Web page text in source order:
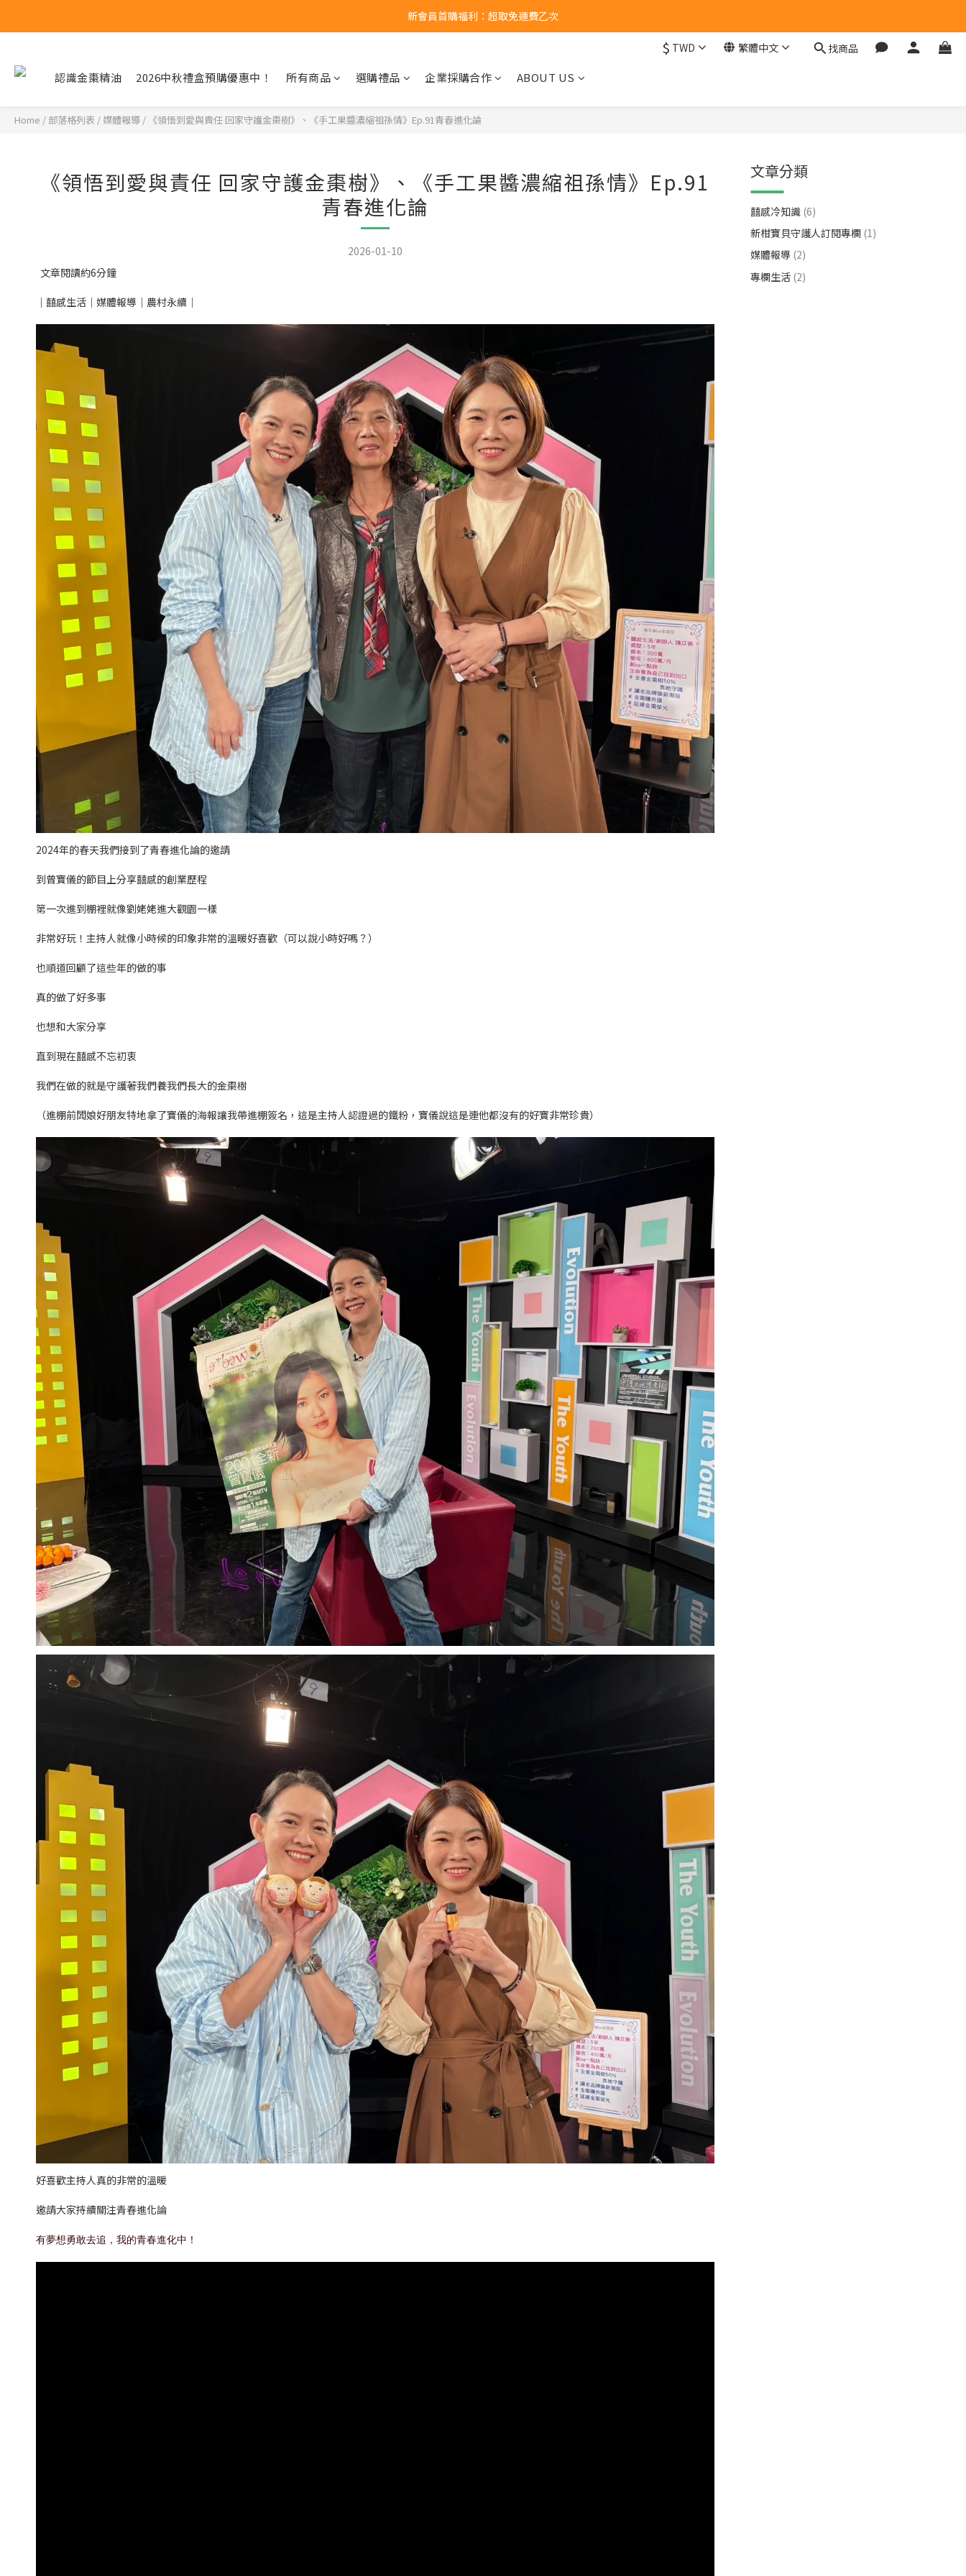
新會員首購福利：超取免運費乙次
新會員首購福利：超取免運費乙次
新會員首購福利：超取免運費乙次
$ TWD 繁體中文 找商品
認識金棗精油 2026中秋禮盒預購優惠中！ 所有商品 選購禮品 企業採購合作 ABOUT US
Home / 部落格列表 / 媒體報導 / 《領悟到愛與責任 回家守護金棗樹》、《手工果醬濃縮祖孫情》Ep.91青春進化論
《領悟到愛與責任 回家守護金棗樹》、《手工果醬濃縮祖孫情》Ep.91
青春進化論
2026-01-10
文章閱讀約6分鐘
｜囍感生活｜媒體報導｜農村永續｜
2024年的春天我們接到了青春進化論的邀請
到曾寶儀的節目上分享囍感的創業歷程
第一次進到棚裡就像劉姥姥進大觀園一樣
非常好玩！主持人就像小時候的印象非常的溫暖好喜歡（可以說小時好嗎？）
也順道回顧了這些年的做的事
真的做了好多事
也想和大家分享
直到現在囍感不忘初衷
我們在做的就是守護著我們養我們長大的金棗樹
（進棚前闆娘好朋友特地拿了寶儀的海報讓我帶進棚簽名，這是主持人認證過的鐵粉，寶儀說這是連他都沒有的好寶非常珍貴）
好喜歡主持人真的非常的溫暖
邀請大家持續關注青春進化論
有夢想勇敢去追，我的青春進化中！
文章分類
囍感冷知識 (6)
新柑寶貝守護人訂閱專欄 (1)
媒體報導 (2)
專欄生活 (2)